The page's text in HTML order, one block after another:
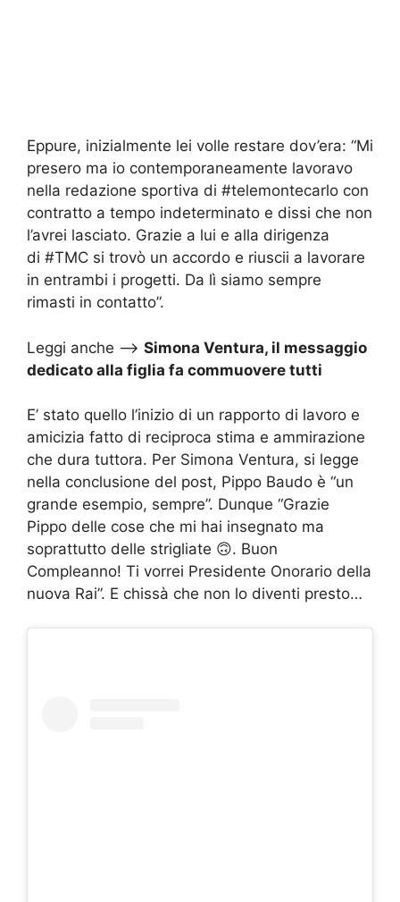
Eppure, inizialmente lei volle restare dov’era: “Mi
presero ma io contemporaneamente lavoravo
nella redazione sportiva di #telemontecarlo con
contratto a tempo indeterminato e dissi che non
l’avrei lasciato. Grazie a lui e alla dirigenza
di #TMC si trovò un accordo e riuscii a lavorare
in entrambi i progetti. Da lì siamo sempre
rimasti in contatto”.
Leggi anche –> Simona Ventura, il messaggio
dedicato alla figlia fa commuovere tutti
E’ stato quello l’inizio di un rapporto di lavoro e
amicizia fatto di reciproca stima e ammirazione
che dura tuttora. Per Simona Ventura, si legge
nella conclusione del post, Pippo Baudo è “un
grande esempio, sempre”. Dunque “Grazie
Pippo delle cose che mi hai insegnato ma
soprattutto delle strigliate 🙃. Buon
Compleanno! Ti vorrei Presidente Onorario della
nuova Rai”. E chissà che non lo diventi presto…